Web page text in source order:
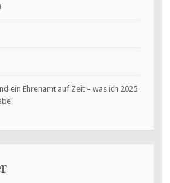
ein Ehrenamt auf Zeit – was ich 2025